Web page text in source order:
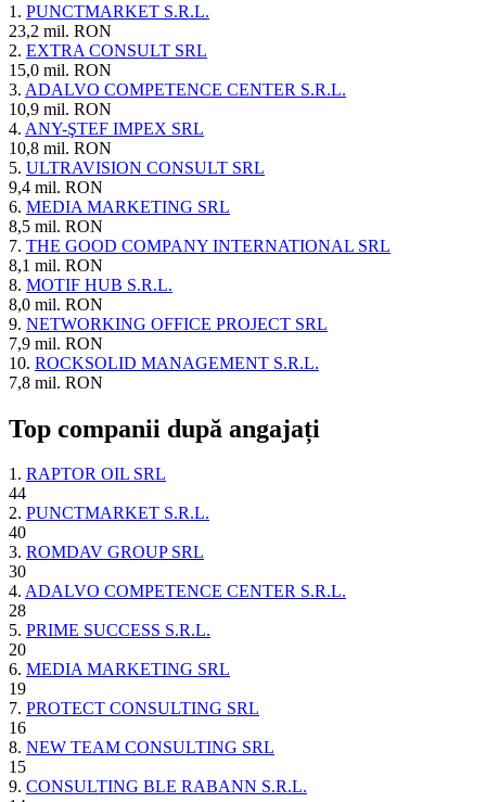
1. PUNCTMARKET S.R.L.
23,2 mil. RON
2. EXTRA CONSULT SRL
15,0 mil. RON
3. ADALVO COMPETENCE CENTER S.R.L.
10,9 mil. RON
4. ANY-ŞTEF IMPEX SRL
10,8 mil. RON
5. ULTRAVISION CONSULT SRL
9,4 mil. RON
6. MEDIA MARKETING SRL
8,5 mil. RON
7. THE GOOD COMPANY INTERNATIONAL SRL
8,1 mil. RON
8. MOTIF HUB S.R.L.
8,0 mil. RON
9. NETWORKING OFFICE PROJECT SRL
7,9 mil. RON
10. ROCKSOLID MANAGEMENT S.R.L.
7,8 mil. RON
Top companii după angajați
1. RAPTOR OIL SRL
44
2. PUNCTMARKET S.R.L.
40
3. ROMDAV GROUP SRL
30
4. ADALVO COMPETENCE CENTER S.R.L.
28
5. PRIME SUCCESS S.R.L.
20
6. MEDIA MARKETING SRL
19
7. PROTECT CONSULTING SRL
16
8. NEW TEAM CONSULTING SRL
15
9. CONSULTING BLE RABANN S.R.L.